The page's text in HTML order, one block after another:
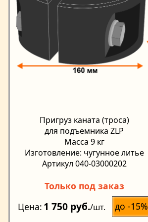
Пригруз каната (троса)
для подъемника ZLP
Масса 9 кг
Изготовление: чугунное литье
Артикул 040-03000202
Только под заказ
Цена 1 750 руб./шт. до -15%